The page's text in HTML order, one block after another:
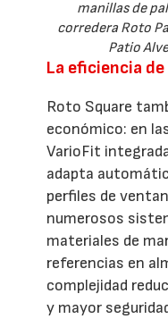
manillas de
corredera Roto
Patio
La eficiencia
Roto Square
económico: en
VarioFit
adapta
perfiles de
numerosos
materiales de
referencias en
complejidad
y mayor